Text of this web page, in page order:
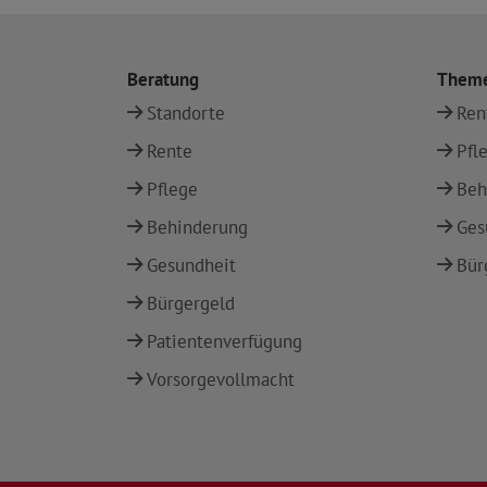
Beratung
Standorte
Rente
Pflege
Behinderung
Gesundheit
Bürgergeld
Patientenverfügung
Vorsorgevollmacht